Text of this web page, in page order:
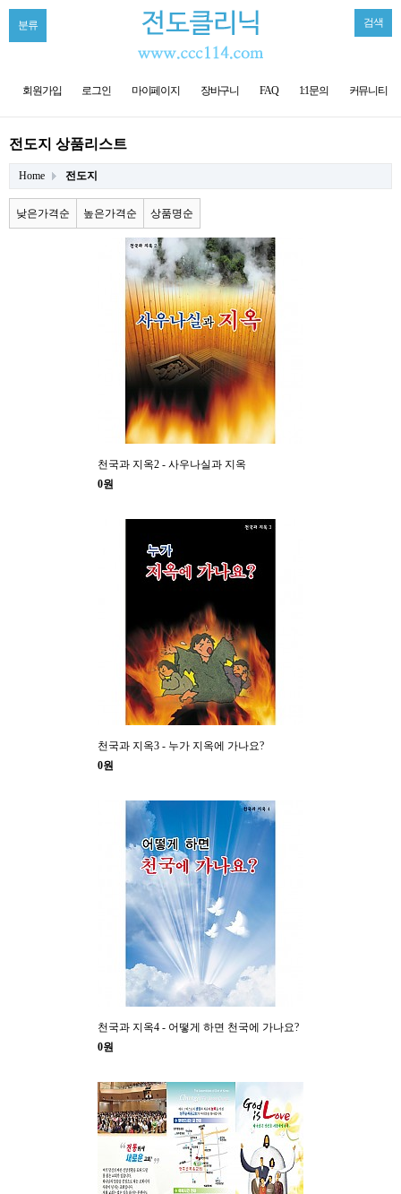
분류 검색
회원가입 로그인 마이페이지 장바구니 FAQ 1:1문의 커뮤니티
전도지 상품리스트
Home 전도지
낮은가격순 높은가격순 상품명순
천국과 지옥2 - 사우나실과 지옥
0원
천국과 지옥3 - 누가 지옥에 가나요?
0원
천국과 지옥4 - 어떻게 하면 천국에 가나요?
0원